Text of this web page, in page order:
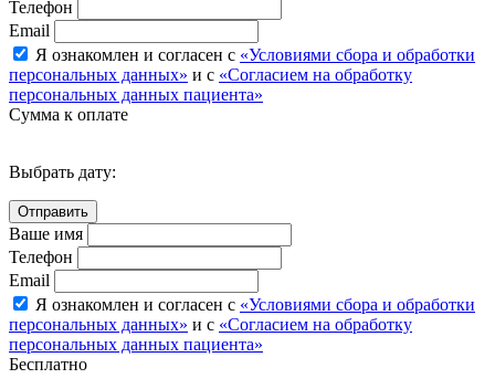
Телефон
Email
Я ознакомлен и согласен с «Условиями сбора и обработки
персональных данных» и с «Согласием на обработку
персональных данных пациента»
Сумма к оплате
Выбрать дату:
Ваше имя
Телефон
Email
Я ознакомлен и согласен с «Условиями сбора и обработки
персональных данных» и с «Согласием на обработку
персональных данных пациента»
Бесплатно